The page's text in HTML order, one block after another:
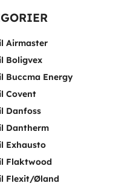
Airmaster
Boligvex
Buccma Energy
Covent
Danfoss
Dantherm
Exhausto
Flaktwood
Flexit/Øland